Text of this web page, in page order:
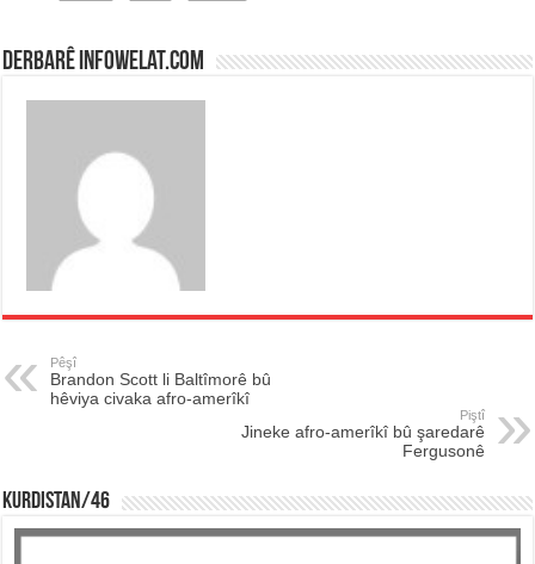
Derbarê infowelat.com
Pêşî
Brandon Scott li Baltîmorê bû
hêviya civaka afro-amerîkî
Piştî
Jineke afro-amerîkî bû şaredarê
Fergusonê
KURDISTAN/46